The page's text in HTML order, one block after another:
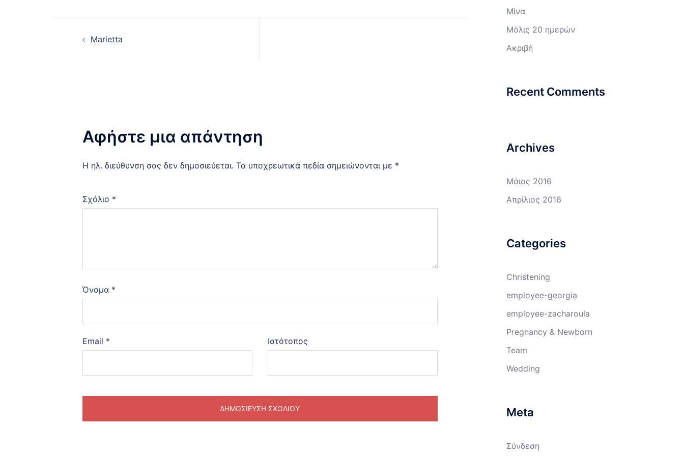
navigation
Marietta
Αφήστε μια απάντηση
Η ηλ. διεύθυνση σας δεν δημοσιεύεται. Τα υποχρεωτικά πεδία σημειώνονται με *
Σχόλιο *
Όνομα *
Email * Ιστότοπος
Μίνα
Μόλις 20 ημερών
Ακριβή
Recent Comments
Archives
Μάιος 2016
Απρίλιος 2016
Categories
Christening
employee-georgia
employee-zacharoula
Pregnancy & Newborn
Team
Wedding
Meta
Σύνδεση